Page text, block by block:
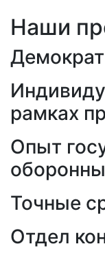
Наши
рамках
Опыт
Точные
Отдел